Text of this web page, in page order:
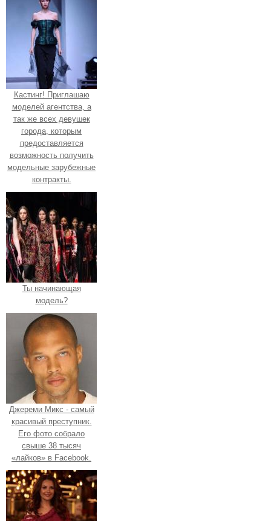
Кастинг! Приглашаю
моделей агентства, а
так же всех девушек
города, которым
предоставляется
возможность получить
модельные зарубежные
контракты.
Ты начинающая
модель?
Джереми Микс - самый
красивый преступник.
Его фото собрало
свыше 38 тысяч
«лайков» в Facebook.